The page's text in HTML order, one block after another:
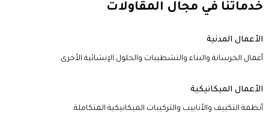
خدماتنا في مجال المقاولات
الأعمال المدنية
أعمال الخرسانة والبناء والتشطيبات والحلول الإنشائية الأخرى.
الأعمال الميكانيكية
أنظمة التكييف والأنابيب والتركيبات الميكانيكية المتكاملة.